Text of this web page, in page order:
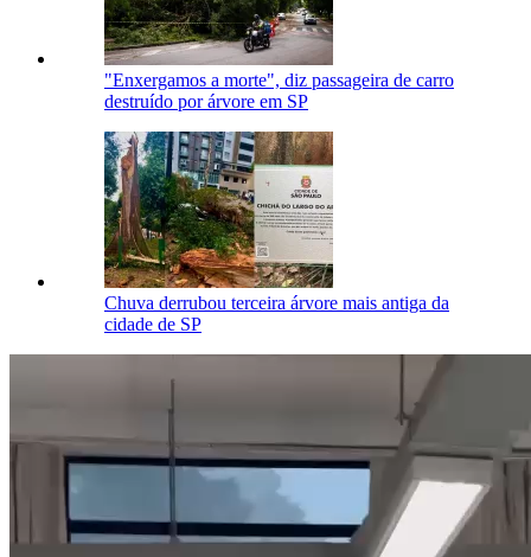
"Enxergamos a morte", diz passageira de carro
destruído por árvore em SP
Chuva derrubou terceira árvore mais antiga da
cidade de SP